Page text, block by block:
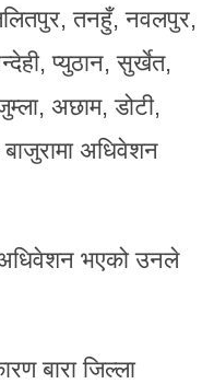
तनहुँ, नवलपुर,
प्युठान, सुर्खेत,
अछाम, डोटी,
अधिवेशन
अधिवेशन भएको उनले
बारा जिल्ला